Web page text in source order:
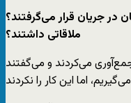
در جریان قرار می‌گرفتند؟
ملاقاتی داشتند؟
می‌کردند و می‌گفتند